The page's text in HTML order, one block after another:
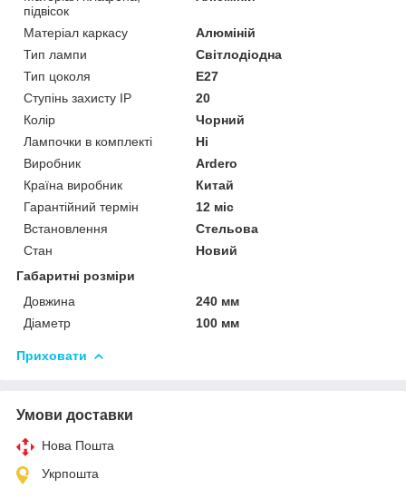
підвісок
Матеріал каркасу
Алюміній
Тип лампи
Світлодіодна
Тип цоколя
E27
Ступінь захисту IP
20
Колір
Чорний
Лампочки в комплекті
Ні
Виробник
Ardero
Країна виробник
Китай
Гарантійний термін
12 міс
Встановлення
Стельова
Стан
Новий
Габаритні розміри
Довжина
240 мм
Діаметр
100 мм
Приховати
Умови доставки
Нова Пошта
Укрпошта